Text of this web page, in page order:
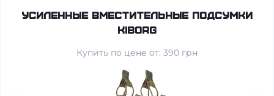
Усиленные вместительные подсумки
KIBORG
Купить по цене от: 390 грн